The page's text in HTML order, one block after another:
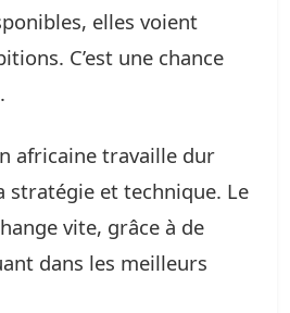
elles voient
C’est une chance
africaine travaille dur
stratégie et technique. Le
vite, grâce à de
dans les meilleurs